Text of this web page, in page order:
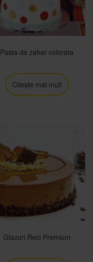
Pasta de zahar colorata
Citește mai mult
Glazuri Reci Premium